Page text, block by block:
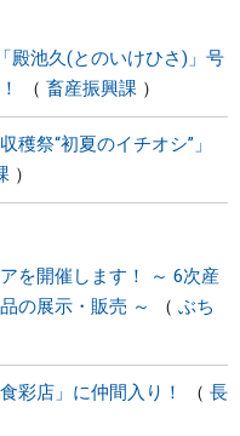
殿池久(とのいけひさ)」号
畜産振興課
祭“初夏のイチオシ”」
を開催します！ ～ 6次産
の展示・販売 ～
ぶち
彩店」に仲間入り！
長